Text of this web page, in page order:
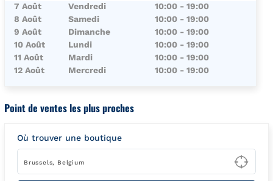
7 Août
Vendredi 10:00 - 19:00
8 Août
Samedi 10:00 - 19:00
9 Août
Dimanche 10:00 - 19:00
10 Août
Lundi 10:00 - 19:00
11 Août
Mardi 10:00 - 19:00
12 Août
Mercredi 10:00 - 19:00
Point de ventes les plus proches
Où trouver une boutique